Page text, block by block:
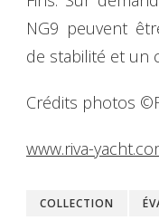
NG9 peuvent
de stabilité et un
Crédits photos
www.riva-
COLLECTION